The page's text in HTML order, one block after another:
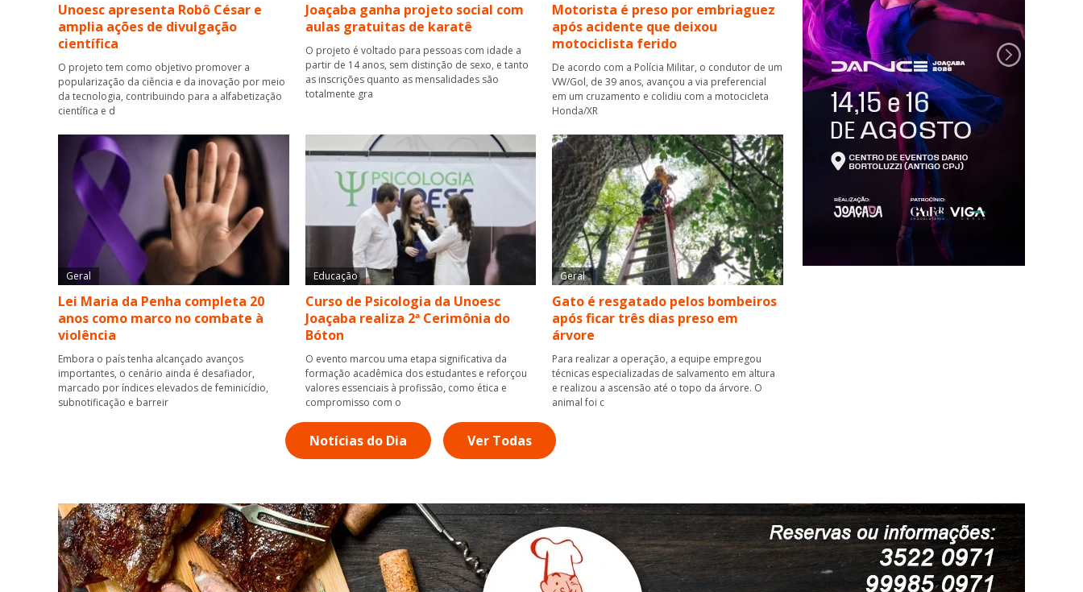
Unoesc apresenta Robô César e
amplia ações de divulgação
científica
O projeto tem como objetivo promover a
popularização da ciência e da inovação por meio
da tecnologia, contribuindo para a alfabetização
científica e d
Joaçaba ganha projeto social com
aulas gratuitas de karatê
O projeto é voltado para pessoas com idade a
partir de 14 anos, sem distinção de sexo, e tanto
as inscrições quanto as mensalidades são
totalmente gra
Motorista é preso por embriaguez
após acidente que deixou
motociclista ferido
De acordo com a Polícia Militar, o condutor de um
VW/Gol, de 39 anos, avançou a via preferencial
em um cruzamento e colidiu com a motocicleta
Honda/XR
Geral
Lei Maria da Penha completa 20
anos como marco no combate à
violência
Embora o país tenha alcançado avanços
importantes, o cenário ainda é desafiador,
marcado por índices elevados de feminicídio,
subnotificação e barreir
Educação
Curso de Psicologia da Unoesc
Joaçaba realiza 2ª Cerimônia do
Bóton
O evento marcou uma etapa significativa da
formação acadêmica dos estudantes e reforçou
valores essenciais à profissão, como ética e
compromisso com o
Geral
Gato é resgatado pelos bombeiros
após ficar três dias preso em
árvore
Para realizar a operação, a equipe empregou
técnicas especializadas de salvamento em altura
e realizou a ascensão até o topo da árvore. O
animal foi c
Notícias do Dia Ver Todas